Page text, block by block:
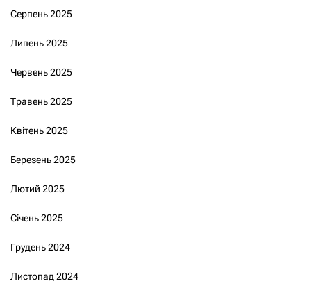
Серпень 2025
Липень 2025
Червень 2025
Травень 2025
Квітень 2025
Березень 2025
Лютий 2025
Січень 2025
Грудень 2024
Листопад 2024